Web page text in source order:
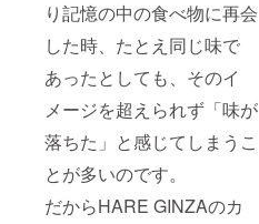
り記憶の中の食べ物に再会
した時、たとえ同じ味で
あったとしても、そのイ
メージを超えられず「味が
落ちた」と感じてしまうこ
とが多いのです。
だからHARE GINZAのカ